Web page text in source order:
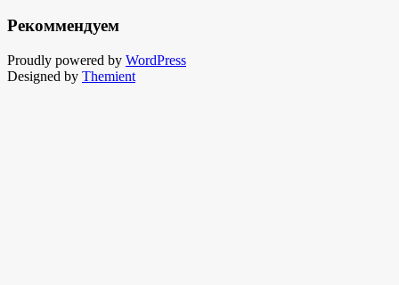
Рекоммендуем
Proudly powered by WordPress
Designed by Themient